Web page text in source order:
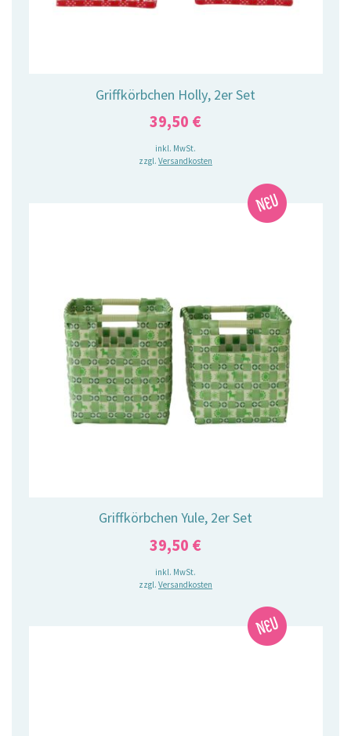
Griffkörbchen Holly, 2er Set
39,50 €
inkl. MwSt.
zzgl. Versandkosten
Griffkörbchen Yule, 2er Set
39,50 €
inkl. MwSt.
zzgl. Versandkosten